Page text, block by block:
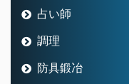
占い師
調理
防具鍛冶